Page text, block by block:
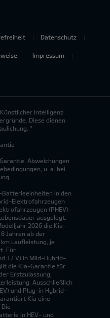
Datenschutz
Impressum
Intelligenz
Diese dienen
*
Abweichungen
u. a. bei
in den
Elektrofahrzeugen
(PHEV)
ausgelegt.
2026 die Kia-
Jahren ab der
Laufleistung, je
Für
12 V) in Mild-Hybrid-
die Kia-Garantie für
Erstzulassung,
Ausschließlich
und Plug-in Hybrid-
Kia eine
in HEV- und